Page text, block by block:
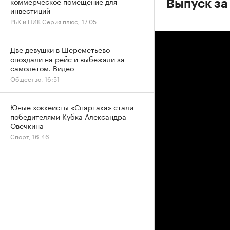
Выпуск
инвестиций
РБК и ПИК Серия плюс, 17:05
Две девушки в Шереметьево
опоздали на рейс и выбежали за
самолетом. Видео
Общество, 16:51
Юные хоккеисты «Спартака» стали
победителями Кубка Александра
Овечкина
Спорт, 16:46